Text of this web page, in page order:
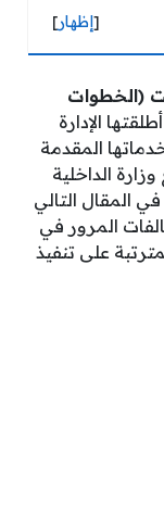
[إظهار]
(الخطوات
الإدارة
المقدمة
الداخلية
في المقال التالي
المرور في
على تنفيذ